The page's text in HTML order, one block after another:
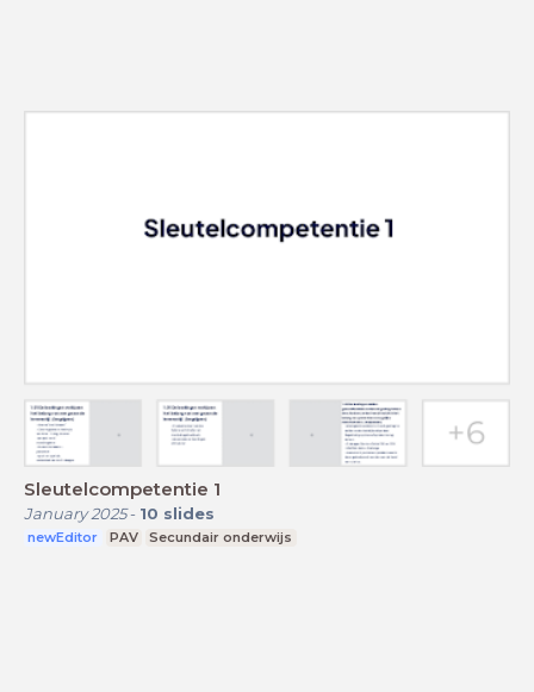
Sleutelcompetentie 1
January 2025- 10 slides
newEditor PAV Secundair onderwijs